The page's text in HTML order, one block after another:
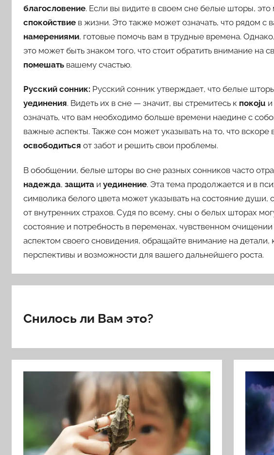
благословение. Если вы видите в своем сне белые шторы, это
спокойствие в жизни. Это также может означать, что рядом с
намерениями, готовые помочь вам в трудные времена.
это может быть знаком того, что стоит обратить внимание на
помешать вашему счастью.
Русский сонник: Русский сонник утверждает, что белые
уединения. Видеть их в сне — значит, вы стремитесь к покоju и
означать, что вам необходимо больше времени наедине с
важные аспекты. Также сон может указывать на то, что
освободиться от забот и решить свои проблемы.
В обобщении, белые шторы во сне разных сонников часто
надежда, защита и уединение. Эта тема продолжается и в
символика белого цвета может указывать на состояние
от внутренних страхов. Судя по всему, сны о белых шторах
состояние и потребность в переменах, чувственном
аспектом своего сновидения, обращайте внимание на детали,
перспективы и возможности для вашего дальнейшего роста.
Снилось ли Вам это?